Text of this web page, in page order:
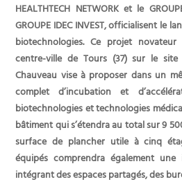
HEALTHTECH NETWORK et le
GROUPE IDEC INVEST, officialisent le
biotechnologies. Ce projet
centre-ville de Tours (37) sur le
Chauveau vise à proposer dans un
complet d’incubation et
biotechnologies et technologies
bâtiment qui s’étendra au total sur 9
surface de plancher utile à cinq
équipés comprendra également
intégrant des espaces partagés, des